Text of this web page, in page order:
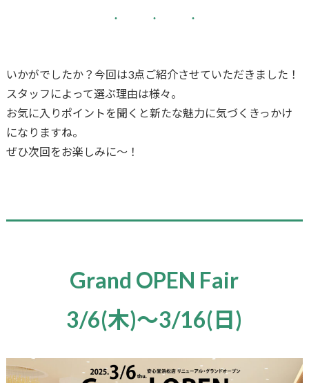
いかがでしたか？今回は3点ご紹介させていただきました！
スタッフによって選ぶ理由は様々。
お気に入りポイントを聞くと新たな魅力に気づくきっかけ
になりますね。
ぜひ次回をお楽しみに～！
Grand OPEN Fair
3/6(木)〜3/16(日)